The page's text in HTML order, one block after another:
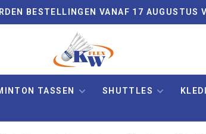
BESTELLINGEN VANAF 17 AUGUSTUS
TASSEN SHUTTLES